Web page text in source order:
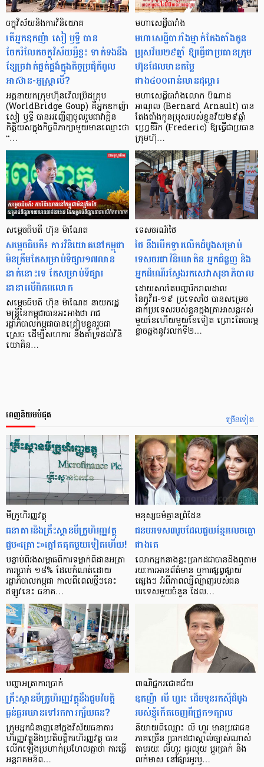
ចក្ខុវិស័យនិងការវិនិយោគ
តើអ្នកឧកញ៉ា សៀ ឫទ្ធី បាន
ចែករំលែកចក្ខុវិស័យអ្វីខ្លះ ទាក់ទងនឹង
ខ្សែច្រវាក់ផ្គត់ផ្គង់ក្នុងកិច្ចប្រជុំកំពូល
អាស៊ាន-អូស្ត្រាលី?
អគ្គនាយកក្រុមហ៊ុនវើលប៊្រីដគ្រុប
(WorldBridge Goup) គឺអ្នកឧកញ៉ា
សៀ ឫទ្ធី បានអញ្ជើញចូលរួមជាវាគ្មិន
កិត្តិយសក្នុងកិច្ចពិភាក្សាមួយមានឈ្មោះថា
“…
មហាសេដ្ឋីបារាំង
មហាសេដ្ឋីបារាំងម្នាក់តែងតាំងកូន
ប្រុសវ័យ២៩ឆ្នាំ ឱ្យធ្វើជាប្រធានក្រុម
ហ៊ុនដែលមានតម្លៃ
ជាង៤០០ពាន់លានដុល្លារ
មហាសេដ្ឋីបារាំងលោក ប៊ឺណាដ
អាណុល (Bernard Arnault) បាន
តែងតាំងកូនប្រុសរបស់ខ្លួនវ័យ២៩ឆ្នាំ
ហ្វ្រេឌឺរិក (Frederic) ឱ្យធ្វើជាប្រធាន
ក្រុមហ៊ុ…
សម្ដេចធិបតី ហ៊ុន ម៉ាណែត
សម្តេចធិបតី៖ ការវិនិយោគនៅកម្ពុជា
មិនត្រឹមតែសម្រាប់ទីផ្សារ១៧លាន
នាក់នោះទេ តែសម្រាប់ទីផ្សារ
នានាលើពិភពលោក
សម្ដេចធិបតី ហ៊ុន ម៉ាណែត នាយករដ្ឋ
មន្ត្រីនៃកម្ពុជាបានអះអាងថា រាជ
រដ្ឋាភិបាលកម្ពុជាបានត្រៀមខ្លួនរួចជា
ស្រេច ដើម្បីសហការ និងគាំទ្រដល់វិនិ
យោគិន…
ទេសចរណ៍ថៃ
ថៃ នឹងបើកទ្វារលើកដំបូងសម្រាប់
ទេសចរជាវិនិយោគិន អ្នកជំនួញ និង
អ្នកដំណើរស្វែងរកសេវាសុខាភិបាល
ដោយសារតែបញ្ហារីករាលដាល
នៃកូវីដ-១៩ ប្រទេសថៃ បានសម្រេច
ដាក់ប្រទេសរបស់ខ្លួនក្នុងគ្រាអាសន្នអស់
មួយខែហើយមួយខែទៀត ព្រោះតែបារម្ភ
ខ្លាចឆ្លងនូវរលកទី២…
ច្រើនទៀត
ពេញនិយមបំផុត
មីក្រូ​ហិរញ្ញវត្ថុ
ធនាគារ​និង​គ្រឹះស្ថាន​មីក្រូ​ហិរញ្ញវត្ថុ​
ជួប«គ្រោះ»ក្តៅ​គគុក​មួយ​ទៀត​ហើយ!
បន្ទាប់​ពី​រង​សម្ពាធ​​ពី​ការ​ទម្លាក់​ពិដាន​អត្រា​
ការ​ប្រាក់ ១៨​% ដែល​កំណត់​ដោយ​
រដ្ឋាភិបាល​កម្ពុជា កាល​ពី​ពេល​ថ្មីៗ​នេះ
ឥឡូវ​នេះ ធនាគ…
មនុស្ស​ធម៌​គ្មាន​ព្រំដែន
ជន​បរទេស​៣​រូប​ដែល​ជួយ​ខ្មែរ​លេច​ធ្លោ​
ជាង​គេ
លោកអ្នក​នាង​ខ្លះ​ប្រាកដ​ជា​បាន​​ដឹង​ឮ​តាម​
រយៈ​ការ​អាន​ព័ត៌មាន ឬ​ការ​ផ្សព្វផ្សាយ​
ផ្សេងៗ អំពី​ភាព​ល្បីល្បាញ​របស់​ជន​
បរទេស​មួយ​ចំនួន ដែល…
បញ្ហា​អត្រា​ការប្រាក់
គ្រឹះស្ថាន​មីក្រូ​ហិរញ្ញវត្ថុ​នឹង​ជួប​វិបត្តិ​
ធ្ងន់ធ្ងរ​ឈាន​ទៅ​រក​ការ​ក្ស័យធន?
ក្រុម​អ្នក​ជំនាញ​នៅ​ក្នុង​វិស័យ​ធនាគារ
ហិរញ្ញវត្ថុ​និង​ប្រតិបត្តិករ​ហិរញ្ញ​វត្ថុ បាន​​
លើក​ឡើង​ប្រហាក់​ប្រហែល​គ្នា​ថា ការ​ធ្វើ​
អន្តរាគមន៍​ព…
ពាណិជ្ជករជោគជ័យ
ឧកញ៉ា លី ហួរ៖ ដើមទុនរកស៊ីដំបូង
របស់ខ្ញុំកើតចេញពីជ្រូក១ក្បាល
និយាយ​ពី​ឈ្មោះ លី ហួរ មាន​ប្រជាជន​
ភាគ​ច្រើន ប្រាកដ​ជា​ស្គាល់​ច្បាស់​ណាស់
តាមរយៈ លីហួរ ដូរ​លុយ ប្តូរ​បា្រក់ និង​
លក់​មាស នៅ​ផ្សារ​អូរ​ឫ…